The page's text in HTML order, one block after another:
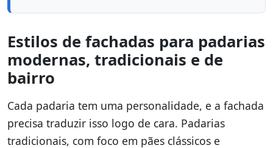
Estilos de fachadas para padarias
modernas, tradicionais e de
bairro
Cada padaria tem uma personalidade, e a fachada
precisa traduzir isso logo de cara. Padarias
tradicionais, com foco em pães clássicos e